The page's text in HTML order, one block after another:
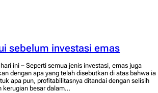
sebelum investasi emas
ini – Seperti semua jenis investasi, emas juga
dengan apa yang telah disebutkan di atas bahwa ia
apa pun, profitabilitasnya ditandai dengan selisih
kerugian besar dalam…